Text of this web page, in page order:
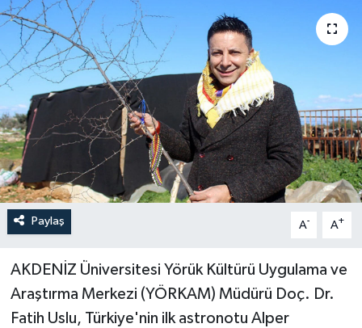
Paylaş A- A+
AKDENİZ Üniversitesi Yörük Kültürü Uygulama ve
Araştırma Merkezi (YÖRKAM) Müdürü Doç. Dr.
Fatih Uslu, Türkiye'nin ilk astronotu Alper